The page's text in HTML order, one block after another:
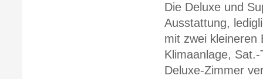
Die Deluxe und
Ausstattung,
mit zwei
Klimaanlage,
Deluxe-Zimmer